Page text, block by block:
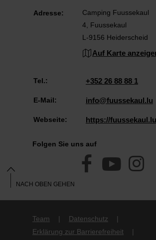
Adresse:
Camping Fuussekaul
4, Fuussekaul
L-9156 Heiderscheid
Auf Karte
Tel.: +352 26 88 88 1
E-Mail: info@fuussekaul.lu
Webseite: https://
Folgen Sie uns auf
Team
Datenschutz
Erklärung zur Barrierefreiheit
NACH OBEN GEHEN